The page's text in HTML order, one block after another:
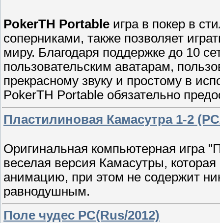
PokerTH Portable игра в покер в
соперниками, также позволяет
миру. Благодаря поддержке до 10
пользовательским аватарам,
прекрасному звуку и простому в
PokerTH Portable обязательно
Пластилиновая Камасутра 1-2
Оригинальная компьютерная игра
веселая версия Камасутры,
анимацию, при этом не содержит
равнодушным.
Поле чудес PC(Rus/2012)